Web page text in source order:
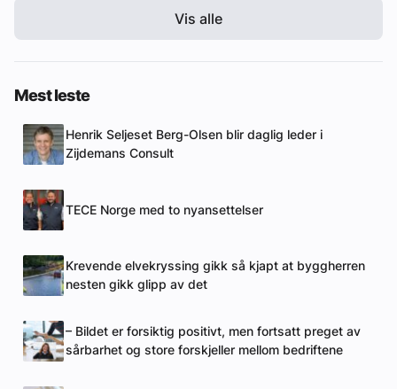
Vis alle
Mest leste
Henrik Seljeset Berg-Olsen blir daglig leder i
Zijdemans Consult
TECE Norge med to nyansettelser
Krevende elvekryssing gikk så kjapt at byggherren
nesten gikk glipp av det
– Bildet er forsiktig positivt, men fortsatt preget av
sårbarhet og store forskjeller mellom bedriftene